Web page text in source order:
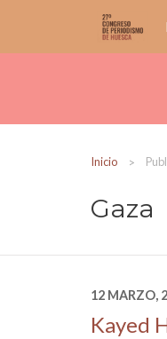
Inicio
Gaza
12 MARZO,
Kayed